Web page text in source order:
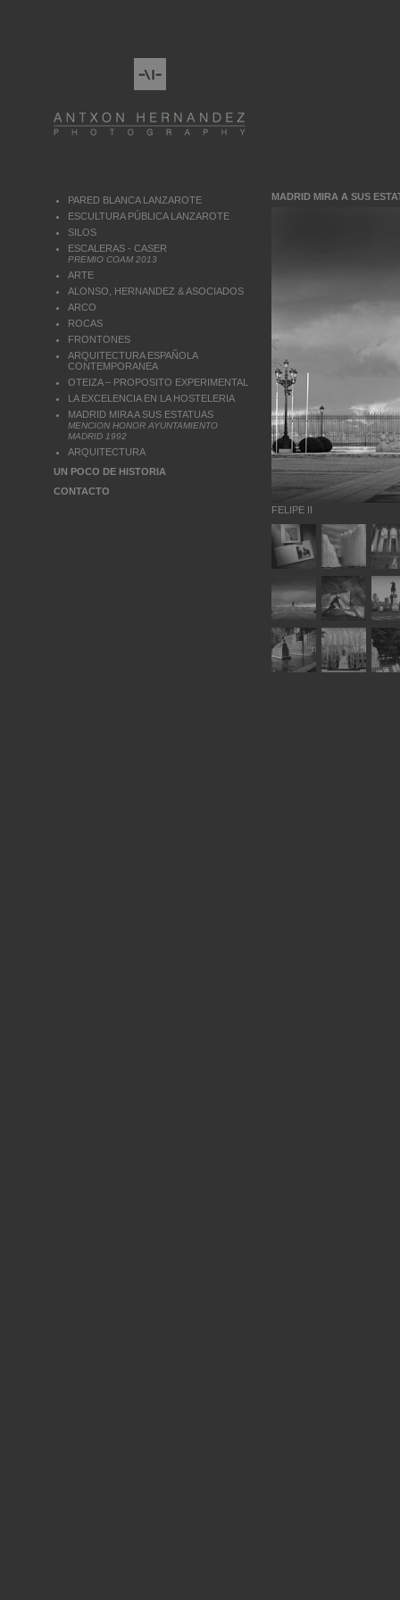
PARED BLANCA LANZAROTE
ESCULTURA PÚBLICA LANZAROTE
SILOS
ESCALERAS - CASER
PREMIO COAM 2013
ARTE
ALONSO, HERNANDEZ & ASOCIADOS
ARCO
ROCAS
FRONTONES
ARQUITECTURA ESPAÑOLA
CONTEMPORANEA
OTEIZA – PROPOSITO EXPERIMENTAL
LA EXCELENCIA EN LA HOSTELERIA
MADRID MIRA A SUS ESTATUAS
MENCION HONOR AYUNTAMIENTO
MADRID 1992
ARQUITECTURA
UN POCO DE HISTORIA
CONTACTO
MADRID MIRA A SUS
FELIPE II